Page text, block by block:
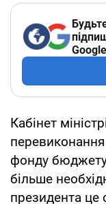
Google
Кабінет
фонду бюджету
більше
президента це